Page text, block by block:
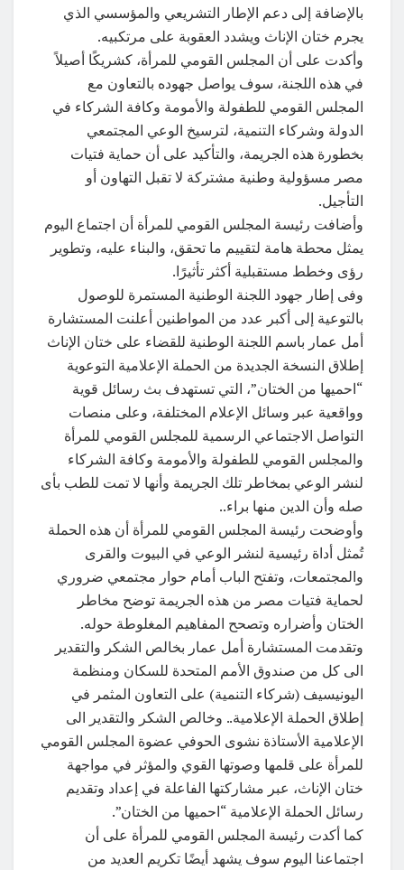
بالإضافة إلى دعم الإطار التشريعي والمؤسسي الذي
يجرم ختان الإناث ويشدد العقوبة على مرتكبيه.
وأكدت على أن المجلس القومي للمرأة، كشريكًا أصيلاً
في هذه اللجنة، سوف يواصل جهوده بالتعاون مع
المجلس القومي للطفولة والأمومة وكافة الشركاء في
الدولة وشركاء التنمية، لترسيخ الوعي المجتمعي
بخطورة هذه الجريمة، والتأكيد على أن حماية فتيات
مصر مسؤولية وطنية مشتركة لا تقبل التهاون أو
التأجيل.
وأضافت رئيسة المجلس القومي للمرأة أن اجتماع اليوم
يمثل محطة هامة لتقييم ما تحقق، والبناء عليه، وتطوير
رؤى وخطط مستقبلية أكثر تأثيرًا.
وفى إطار جهود اللجنة الوطنية المستمرة للوصول
بالتوعية إلى أكبر عدد من المواطنين أعلنت المستشارة
أمل عمار باسم اللجنة الوطنية للقضاء على ختان الإناث
إطلاق النسخة الجديدة من الحملة الإعلامية التوعوية
“احميها من الختان”، التي تستهدف بث رسائل قوية
وواقعية عبر وسائل الإعلام المختلفة، وعلى منصات
التواصل الاجتماعي الرسمية للمجلس القومي للمرأة
والمجلس القومي للطفولة والأمومة وكافة الشركاء
لنشر الوعي بمخاطر تلك الجريمة وأنها لا تمت للطب بأى
صله وأن الدين منها براء..
وأوضحت رئيسة المجلس القومي للمرأة أن هذه الحملة
تُمثل أداة رئيسية لنشر الوعي في البيوت والقرى
والمجتمعات، وتفتح الباب أمام حوار مجتمعي ضروري
لحماية فتيات مصر من هذه الجريمة توضح مخاطر
الختان وأضراره وتصحح المفاهيم المغلوطة حوله.
وتقدمت المستشارة أمل عمار بخالص الشكر والتقدير
الى كل من صندوق الأمم المتحدة للسكان ومنظمة
اليونيسيف (شركاء التنمية) على التعاون المثمر في
إطلاق الحملة الإعلامية.. وخالص الشكر والتقدير الى
الإعلامية الأستاذة نشوى الحوفي عضوة المجلس القومي
للمرأة على قلمها وصوتها القوي والمؤثر في مواجهة
ختان الإناث، عبر مشاركتها الفاعلة في إعداد وتقديم
رسائل الحملة الإعلامية “احميها من الختان”.
كما أكدت رئيسة المجلس القومي للمرأة على أن
اجتماعنا اليوم سوف يشهد أيضًا تكريم العديد من